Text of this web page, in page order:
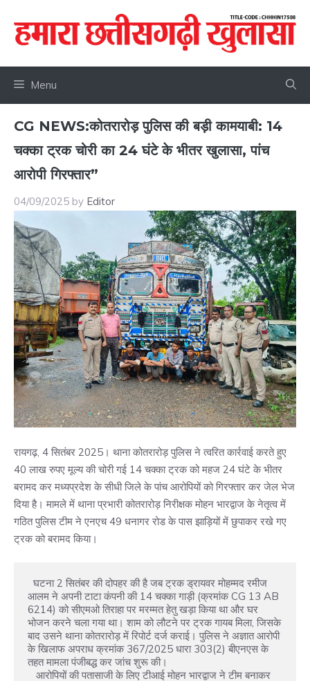
content
Menu
CG NEWS:कोतरारोड़ पुलिस की बड़ी कामयाबी: 14
चक्का ट्रक चोरी का 24 घंटे के भीतर खुलासा, पांच
आरोपी गिरफ्तार”
04/09/2025 by Editor
रायगढ़, 4 सितंबर 2025। थाना कोतरारोड़ पुलिस ने त्वरित कार्रवाई करते हुए
40 लाख रुपए मूल्य की चोरी गई 14 चक्का ट्रक को महज 24 घंटे के भीतर
बरामद कर मध्यप्रदेश के सीधी जिले के पांच आरोपियों को गिरफ्तार कर जेल भेज
दिया है। मामले में थाना प्रभारी कोतरारोड़ निरीक्षक मोहन भारद्वाज के नेतृत्व में
गठित पुलिस टीम ने एनएच 49 धनागर रोड के पास झाड़ियों में छुपाकर रखे गए
ट्रक को बरामद किया।
आलम ने अपनी टाटा कंपनी की 14 चक्का गाड़ी (क्रमांक CG 13 AB
6214) को सीएमओ तिराहा पर मरम्मत हेतु खड़ा किया था और घर
भोजन करने चला गया था। शाम को लौटने पर ट्रक गायब मिला, जिसके
बाद उसने थाना कोतरारोड़ में रिपोर्ट दर्ज कराई। पुलिस ने अज्ञात आरोपी
के खिलाफ अपराध क्रमांक 367/2025 धारा 303(2) बीएनएस के
तहत मामला पंजीबद्ध कर जांच शुरू की।